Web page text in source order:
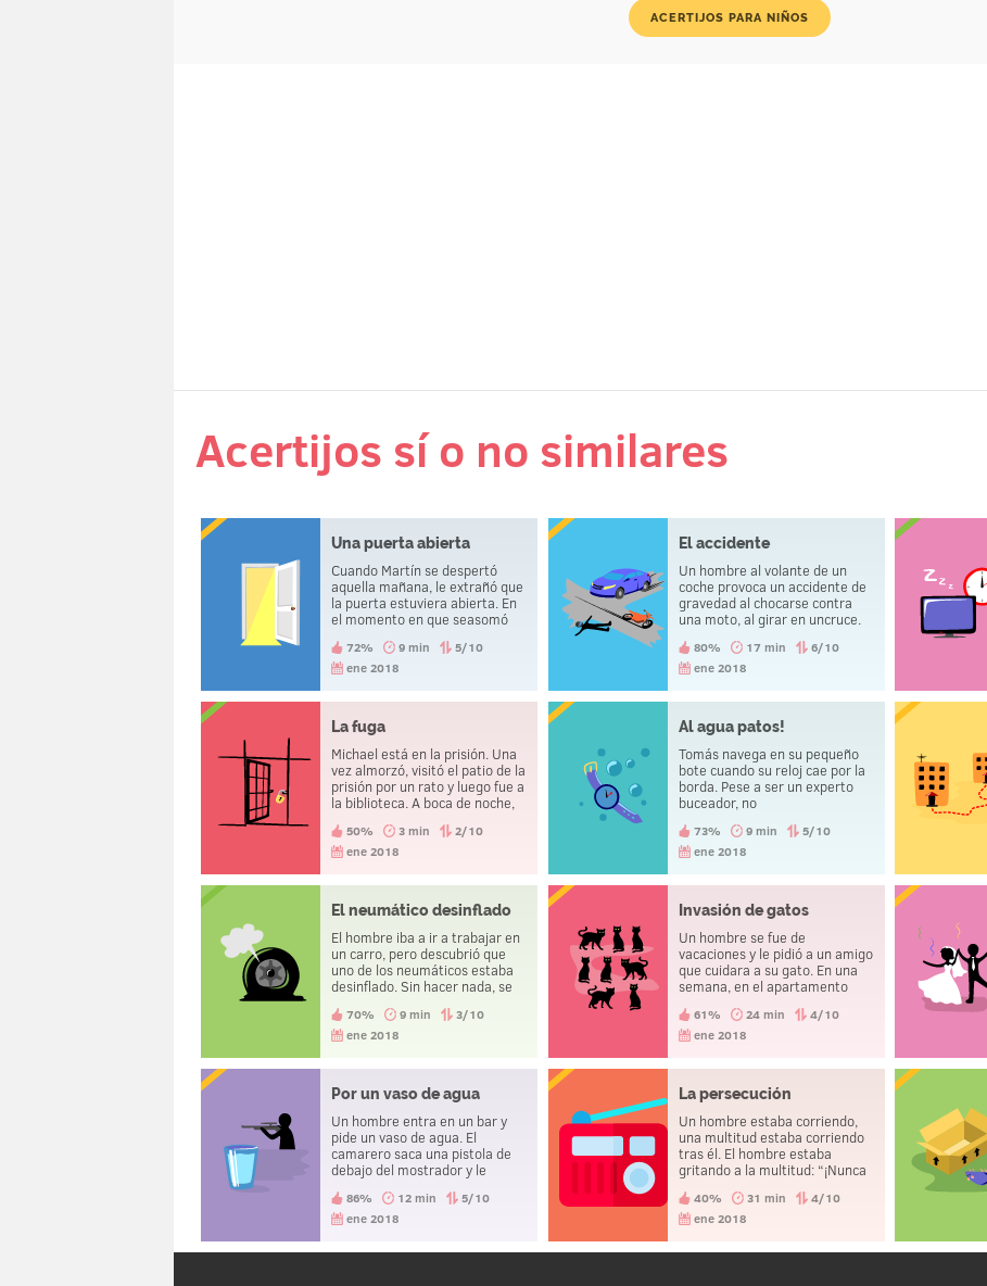
ACERTIJOS PARA NIÑOS
Acertijos sí o no similares
Una puerta abierta
Cuando Martín se despertó
aquella mañana, le extrañó que
la puerta estuviera abierta. En
el momento en que seasomó
72% 9 min
5/10
ene 2018
El accidente
Un hombre al volante de un
coche provoca un accidente de
gravedad al chocarse contra
una moto, al girar en uncruce.
llevan a la comisaría a otro
hombre. Al que iba al volante, lo
80% 17 min
6/10
ene 2018
La fuga
Michael está en la prisión. Una
vez almorzó, visitó el patio de la
prisión por un rato y luego fue a
la biblioteca. A boca de noche,
cámaras de seguridad, se
cambió de ropa. Luego salió de
lo hizo?
50% 3 min
2/10
ene 2018
Al agua patos!
Tomás navega en su pequeño
bote cuando su reloj cae por la
borda. Pese a ser un experto
buceador, no
73% 9 min
5/10
ene 2018
El neumático desinflado
El hombre iba a ir a trabajar en
un carro, pero descubrió que
uno de los neumáticos estaba
desinflado. Sin hacer nada, se
kilómetros hasta el trabajo y
regresó a su casa sin ningún
hizo?
70% 9 min
3/10
ene 2018
Invasión de gatos
Un hombre se fue de
vacaciones y le pidió a un amigo
que cuidara a su gato. En una
semana, en el apartamento
61% 24 min
4/10
ene 2018
Por un vaso de agua
Un hombre entra en un bar y
pide un vaso de agua. El
camarero saca una pistola de
debajo del mostrador y le
responde "gracias" y se va.
86% 12 min
5/10
ene 2018
La persecución
Un hombre estaba corriendo,
una multitud estaba corriendo
tras él. El hombre estaba
gritando a la multitud: “¡Nunca
disparar. Las personas que lo
estaban observando están
40% 31 min
4/10
ene 2018